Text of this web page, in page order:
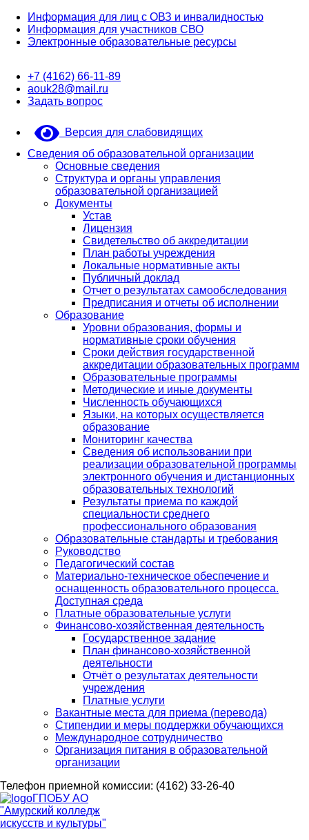
Информация для лиц с ОВЗ и инвалидностью
Информация для участников СВО
Электронные образовательные ресурсы
+7 (4162) 66-11-89
aouk28@mail.ru
Задать вопрос
Версия для слабовидящих
Сведения об образовательной организации
Основные сведения
Структура и органы управления
образовательной организацией
Документы
Устав
Лицензия
Свидетельство об аккредитации
План работы учреждения
Локальные нормативные акты
Публичный доклад
Отчет о результатах самообследования
Предписания и отчеты об исполнении
Образование
Уровни образования, формы и
нормативные сроки обучения
Сроки действия государственной
аккредитации образовательных программ
Образовательные программы
Методические и иные документы
Численность обучающихся
Языки, на которых осуществляется
образование
Мониторинг качества
Сведения об использовании при
реализации образовательной программы
электронного обучения и дистанционных
образовательных технологий
Результаты приема по каждой
специальности среднего
профессионального образования
Образовательные стандарты и требования
Руководство
Педагогический состав
Материально-техническое обеспечение и
оснащенность образовательного процесса.
Доступная среда
Платные образовательные услуги
Финансово-хозяйственная деятельность
Государственное задание
План финансово-хозяйственной
деятельности
Отчёт о результатах деятельности
учреждения
Платные услуги
Вакантные места для приема (перевода)
Стипендии и меры поддержки обучающихся
Международное сотрудничество
Организация питания в образовательной
организации
Телефон приемной комиссии: (4162) 33-26-40
ГПОБУ АО
"Амурский колледж
искусств и культуры"